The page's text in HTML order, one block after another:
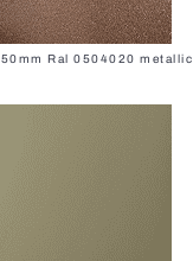
50mm Ral 0504020 metallic